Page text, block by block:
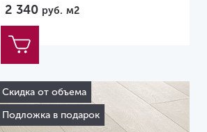
2 340 руб. м2
Скидка от объема
Подложка в подарок